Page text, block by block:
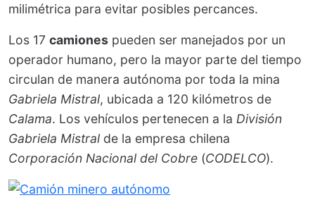
milimétrica para evitar posibles percances.
Los 17 camiones pueden ser manejados por un
operador humano, pero la mayor parte del tiempo
circulan de manera autónoma por toda la mina
Gabriela Mistral, ubicada a 120 kilómetros de
Calama. Los vehículos pertenecen a la División
Gabriela Mistral de la empresa chilena
Corporación Nacional del Cobre (CODELCO).